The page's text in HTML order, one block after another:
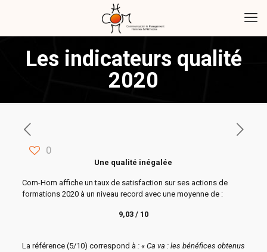
Les indicateurs qualité
2020
0
Une qualité inégalée
Com-Hom affiche un taux de satisfaction sur ses actions de
formations 2020 à un niveau record avec une moyenne de :
9,03 / 10
La référence (5/10) correspond à : « Ca va : les bénéfices obtenus